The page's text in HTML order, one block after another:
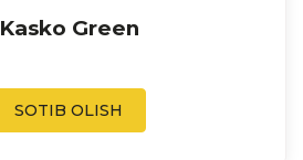
Kasko Green
SOTIB OLISH